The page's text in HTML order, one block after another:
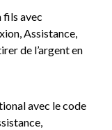
fils avec
Assistance,
de l’argent en
avec le code